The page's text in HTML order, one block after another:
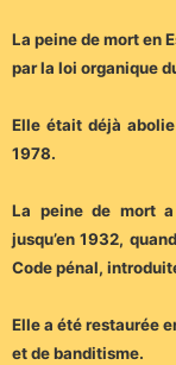
La peine de mort en
par la loi organique
Elle était déjà
1978.
La peine de mort
jusqu’en 1932,
Code pénal,
Elle a été restaurée
et de banditisme.